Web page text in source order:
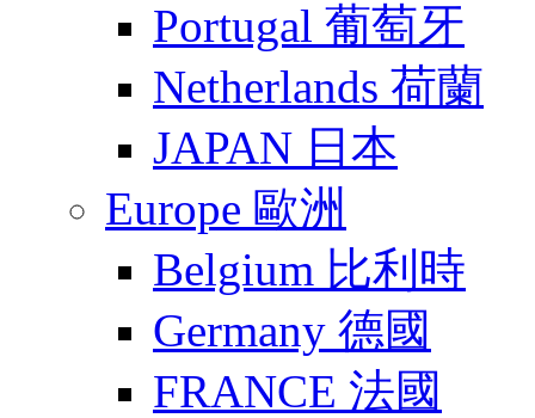
Portugal 葡萄牙
Netherlands 荷蘭
JAPAN 日本
Europe 歐洲
Belgium 比利時
Germany 德國
FRANCE 法國